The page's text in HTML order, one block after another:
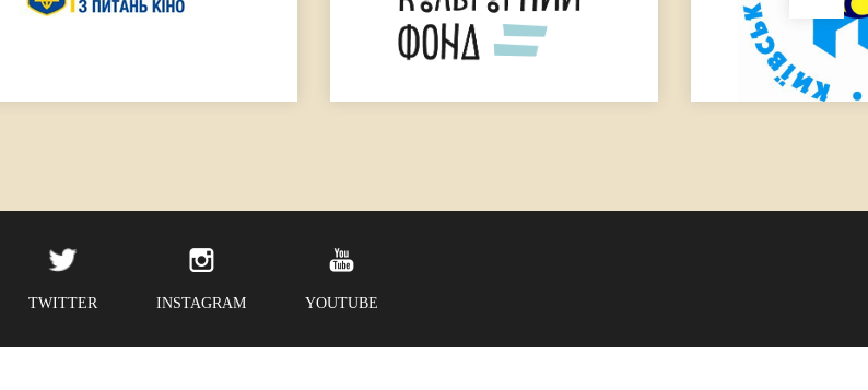
TWITTER INSTAGRAM YOUTUBE